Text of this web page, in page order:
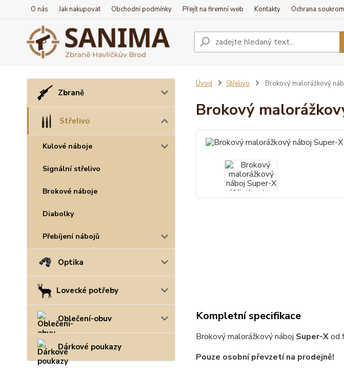
O nás Jak nakupovat Obchodní podmínky Přejít na firemní web Kontakty Ochrana
Zbraně
Střelivo
Kulové náboje
Signální střelivo
Brokové náboje
Diabolky
Přebíjení nábojů
Optika
Lovecké potřeby
Oblečení-obuv
Dárkové poukazy
Úvod Střelivo Brokový malorážkový
Brokový
Kompletní specifikace
Brokový malorážkový náboj Super-Xod
Pouze osobní převzetí na prodejně!